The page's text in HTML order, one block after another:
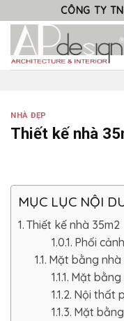
to
content
CÔNG TY
NHÀ ĐẸP
Thiết kế nhà
MỤC LỤC NỘI
Thiết kế nhà 35m2
Phối
Mặt bằng nhà
Mặt bằng
Nội thất
Mặt bằng